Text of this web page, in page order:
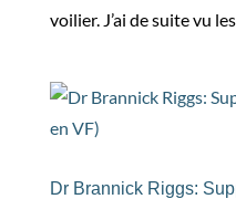
voilier. J’ai de suite vu
Dr Brannick Riggs: